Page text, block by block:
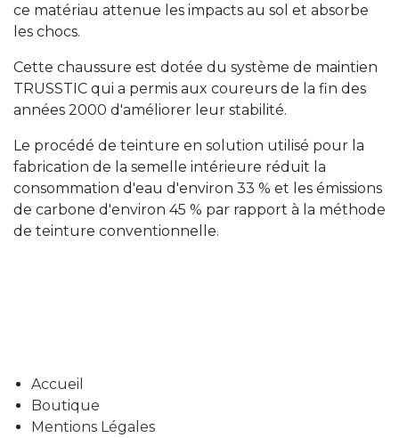
ce matériau attenue les impacts au sol et absorbe
les chocs.
Cette chaussure est dotée du système de maintien
TRUSSTIC qui a permis aux coureurs de la fin des
années 2000 d'améliorer leur stabilité.
Le procédé de teinture en solution utilisé pour la
fabrication de la semelle intérieure réduit la
consommation d'eau d'environ 33 % et les émissions
de carbone d'environ 45 % par rapport à la méthode
de teinture conventionnelle.
Accueil
Boutique
Mentions Légales